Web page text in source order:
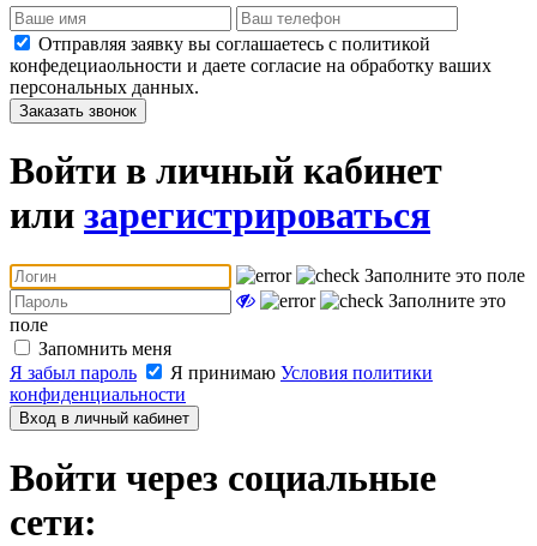
Отправляя заявку вы соглашаетесь с политикой
конфедециаольности и даете согласие на обработку ваших
персональных данных.
Заказать звонок
Войти в личный кабинет
или зарегистрироваться
Заполните это поле
Заполните это
поле
Запомнить меня
Я забыл пароль
Я принимаю Условия политики
конфиденциальности
Вход в личный кабинет
Войти через социальные
сети: